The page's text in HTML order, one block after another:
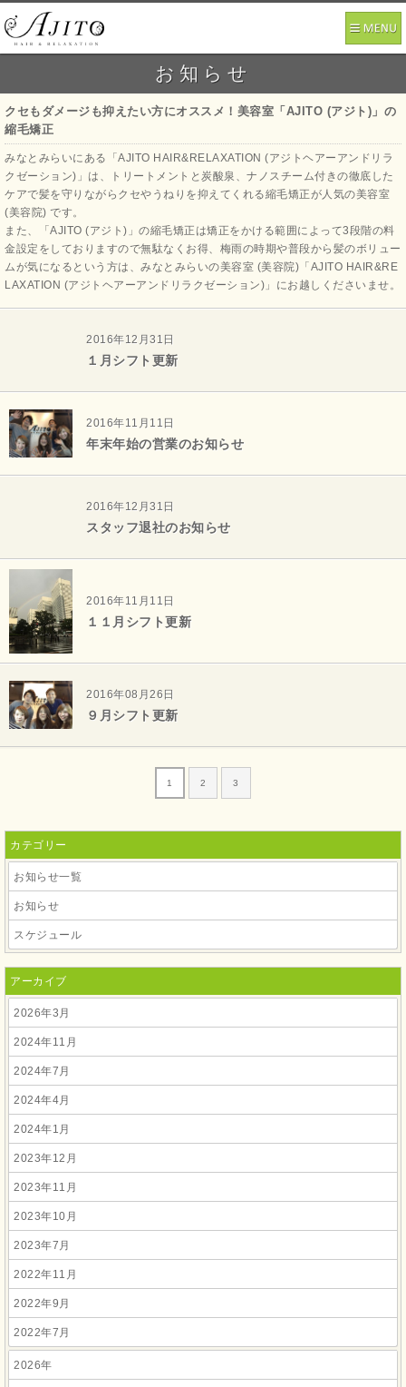
お知らせ
クセもダメージも抑えたい方にオススメ！美容室「AJITO (アジト)」の
縮毛矯正
みなとみらいにある「AJITO HAIR&RELAXATION (アジトヘアーアンドリラ
クゼーション)」は、トリートメントと炭酸泉、ナノスチーム付きの徹底した
ケアで髪を守りながらクセやうねりを抑えてくれる縮毛矯正が人気の美容室
(美容院) です。
また、「AJITO (アジト)」の縮毛矯正は矯正をかける範囲によって3段階の料
金設定をしておりますので無駄なくお得、梅雨の時期や普段から髪のボリュー
ムが気になるという方は、みなとみらいの美容室 (美容院)「AJITO HAIR&RE
LAXATION (アジトヘアーアンドリラクゼーション)」にお越しくださいませ。
2016年12月31日
１月シフト更新
2016年11月11日
年末年始の営業のお知らせ
2016年12月31日
スタッフ退社のお知らせ
2016年11月11日
１１月シフト更新
2016年08月26日
９月シフト更新
1 2 3
カテゴリー
お知らせ一覧
お知らせ
スケジュール
アーカイブ
2026年3月
2024年11月
2024年7月
2024年4月
2024年1月
2023年12月
2023年11月
2023年10月
2023年7月
2022年11月
2022年9月
2022年7月
2026年